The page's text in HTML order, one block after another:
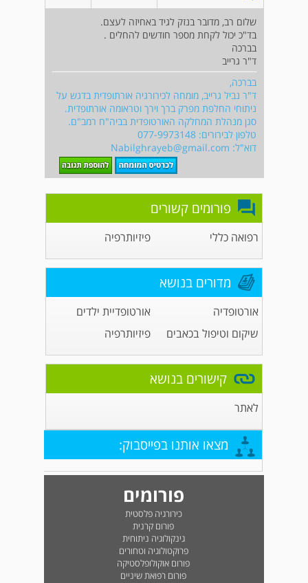
שלום רב, מדובר בנזק לגיד באחיזה לעצם.
בד"כ יכול לקחת מספר חודשים להחלים .
בברכה
ד"ר גרייב
בברכה,
ד"ר נביל גרייב, מומחה לכירורגיה אורתופדית בדגש על
ניתוחי החלפת מפרק ברך וירך וטראומה אורתופדית.
סגן מנהלת המחלקה האורטופדית בביה"ח רמב"ם.
טלפון לבירורים: 077-9973148
דוא"ל: Nabilghrayeb@gmail.com
פורומים קשורים
רפואה כללי פיזיותרפיה
מדורים בנושא
אורטופדיה
אורטופדיית ילדים
שיקום וטיפול בכאבים
פיזיותרפיה
קישורים בנושא
לאתר
מצאו אותנו בפייסבוק:
פורומים
כירורגיה פלסטית
פורום קרנית
גינקולוגיה ניתוחית
פרוקטולוגיה וטחורים
פורום אוקולופלסטיקה
פורום רפואת שיניים